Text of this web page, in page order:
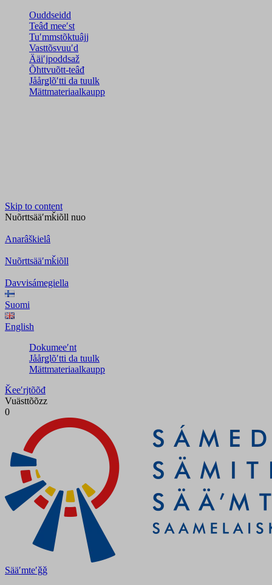
Ouddseidd
Teâđ meeʹst
Tuʹmmstõktuâjj
Vasttõsvuuʹd
Ääiʹjpoddsaž
Õhttvuõtt-teâđ
Jåårǥlõʹtti da tuulk
Mättmateriaalkaupp
Skip to content
Nuõrttsääʹmǩiõll nuo
Anarâškielâ
Nuõrttsääʹmǩiõll
Davvisámegiella
Suomi
English
Dokumeeʹnt
Jåårǥlõʹtti da tuulk
Mättmateriaalkaupp
Ǩeeʹrjtõõđ
Vuästtõõzz
0
Sääʹmteʹǧǧ